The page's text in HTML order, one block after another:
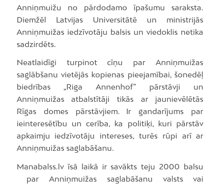
Anniņmuižu no pārdodamo īpašumu saraksta.
Diemžēl Latvijas Universitātē un ministrijās
Anniņmuižas iedzīvotāju balsis un viedoklis netika
sadzirdēts.
Neatlaidīgi turpinot cīņu par Anniņmuižas
saglābšanu vietējās kopienas pieejamībai, šonedēļ
biedrības „Riga Annenhof” pārstāvji un
Anniņmuižas atbalstītāji tikās ar jaunievēlētās
Rīgas domes pārstāvjiem. Ir gandarījums par
ieinteresētību un cerība, ka politiķi, kuri pārstāv
apkaimju iedzīvotāju intereses, turēs rūpi arī ar
Anniņmuižas saglabāšanu.
Manabalss.lv īsā laikā ir savākts teju 2000 balsu
par Anniņmuižas saglabāšanu valsts vai